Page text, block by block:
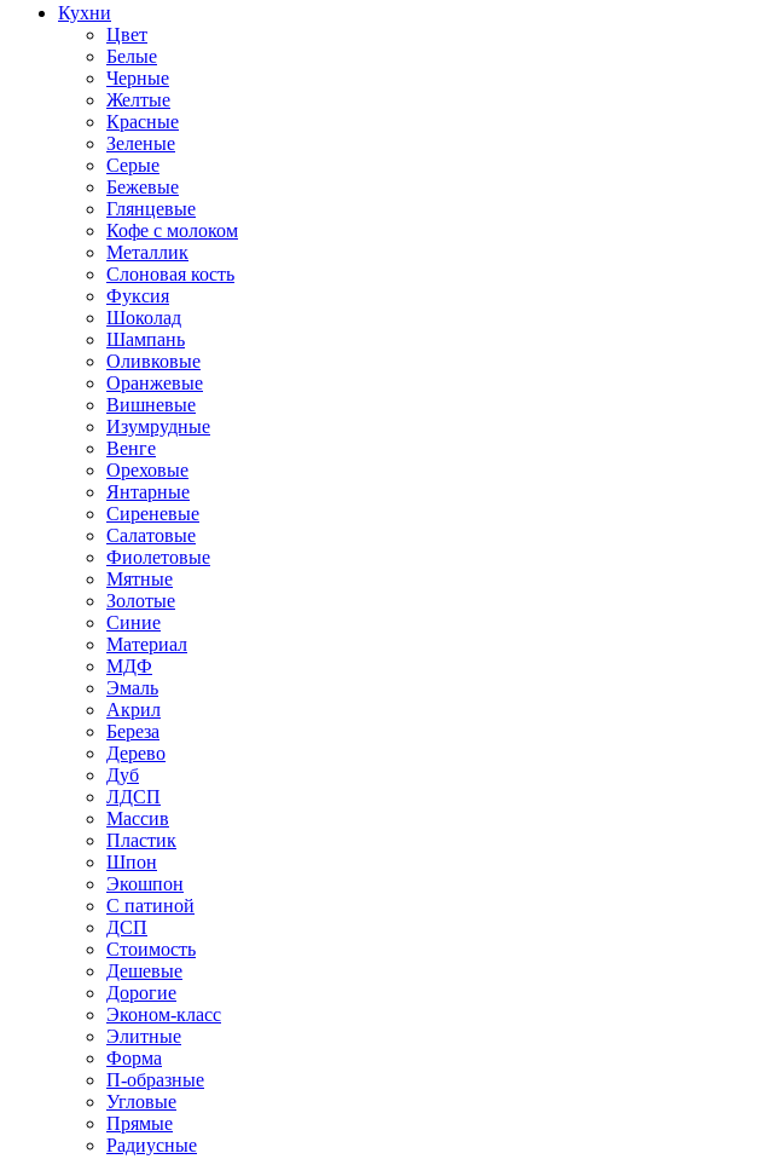
Кухни
Цвет
Белые
Черные
Желтые
Красные
Зеленые
Серые
Бежевые
Глянцевые
Кофе с молоком
Металлик
Слоновая кость
Фуксия
Шоколад
Шампань
Оливковые
Оранжевые
Вишневые
Изумрудные
Венге
Ореховые
Янтарные
Сиреневые
Салатовые
Фиолетовые
Мятные
Золотые
Синие
Материал
МДФ
Эмаль
Акрил
Береза
Дерево
Дуб
ЛДСП
Массив
Пластик
Шпон
Экошпон
С патиной
ДСП
Стоимость
Дешевые
Дорогие
Эконом-класс
Элитные
Форма
П-образные
Угловые
Прямые
Радиусные